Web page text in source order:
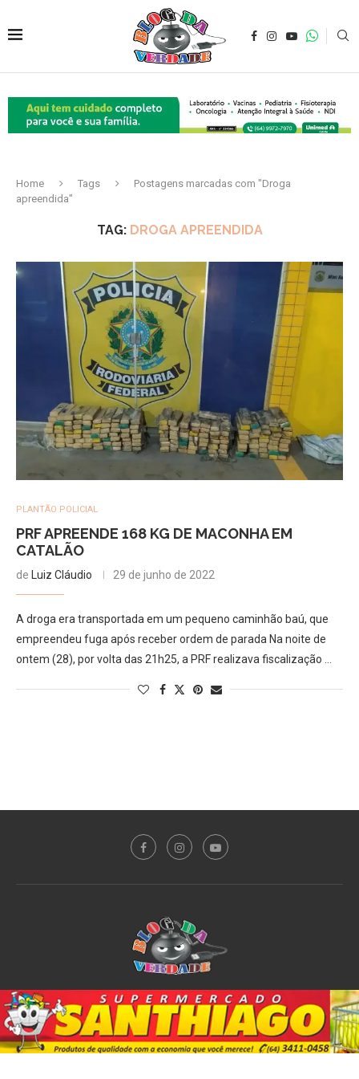
Home Tags
Postagens marcadas com "Droga
apreendida"
TAG: DROGA APREENDIDA
PLANTÃO POLICIAL
PRF APREENDE 168 KG DE MACONHA EM
CATALÃO
de Luiz Cláudio 29 de junho de 2022
A droga era transportada em um pequeno caminhão baú, que
empreendeu fuga após receber ordem de parada Na noite de
ontem (28), por volta das 21h25, a PRF realizava fiscalização …
Sobre o Blog Notícias Plantão Policial Acidente
Política
Esporte
@2020 - All Right Reserved. Designed and Developed byPortalDev